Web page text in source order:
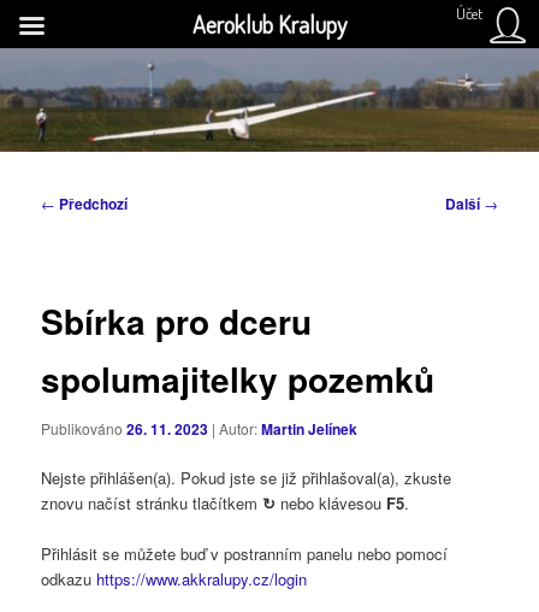
k
hlavnímu
obsahuAeroklub Kralupy nad Vltavou
Navigace
← Předchozí Další→
Sbírka pro dceru
spolumajitelky pozemků
Publikováno26. 11. 2023 | Autor:Martin Jelínek
Nejste přihlášen(a). Pokud jste se již přihlašoval(a), zkuste
znovu načíst stránku tlačítkem ↻ nebo klávesou F5.
Přihlásit se můžete buď v postranním panelu nebo pomocí
odkazu https://www.akkralupy.cz/login
Aeroklub Kralupy Účet